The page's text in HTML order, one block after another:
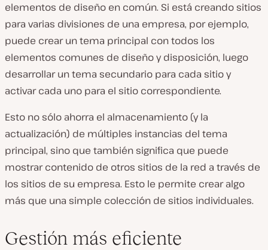
elementos de diseño en común. Si está creando sitios
para varias divisiones de una empresa, por ejemplo,
puede crear un tema principal con todos los
elementos comunes de diseño y disposición, luego
desarrollar un tema secundario para cada sitio y
activar cada uno para el sitio correspondiente.
Esto no sólo ahorra el almacenamiento (y la
actualización) de múltiples instancias del tema
principal, sino que también significa que puede
mostrar contenido de otros sitios de la red a través de
los sitios de su empresa. Esto le permite crear algo
más que una simple colección de sitios individuales.
Gestión más eficiente